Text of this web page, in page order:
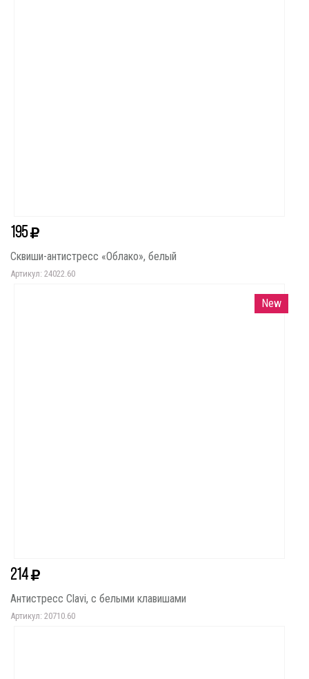
195
Сквиши-антистресс «Облако», белый
Артикул: 24022.60
New
214
Антистресс Clavi, с белыми клавишами
Артикул: 20710.60